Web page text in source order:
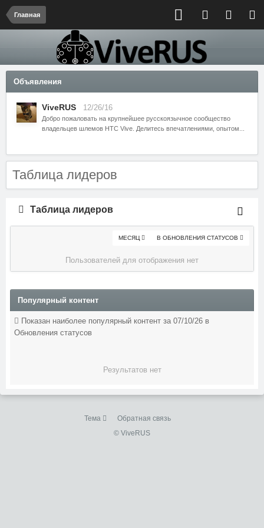
Главная
Объявления
ViveRUS 12/26/16
Добро пожаловать на крупнейшее русскоязычное сообщество
владельцев шлемов HTC Vive. Делитесь впечатлениями, опытом...
Таблица лидеров
Таблица лидеров
В ОБНОВЛЕНИЯ СТАТУСОВ
МЕСЯЦ
Пользователей для отображения нет
Популярный контент
Показан наиболее популярный контент за 07/10/26 в
Обновления статусов
Результатов нет
Тема
Обратная связь
© ViveRUS